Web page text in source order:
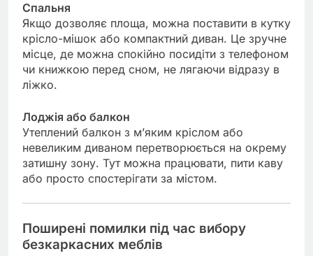
Спальня
Якщо дозволяє площа, можна поставити в кутку
крісло-мішок або компактний диван. Це зручне
місце, де можна спокійно посидіти з телефоном
чи книжкою перед сном, не лягаючи відразу в
ліжко.
Лоджія або балкон
Утеплений балкон з м’яким кріслом або
невеликим диваном перетворюється на окрему
затишну зону. Тут можна працювати, пити каву
або просто спостерігати за містом.
Поширені помилки під час вибору
безкаркасних меблів